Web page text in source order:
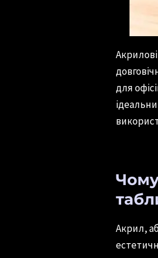
для
Акрил,